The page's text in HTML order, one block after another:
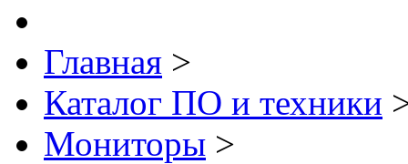
Главная >
Каталог ПО и техники
Мониторы >